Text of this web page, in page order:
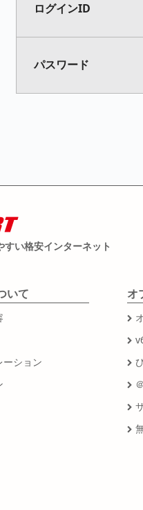
ログインID
パスワード
すい格安インターネット
いて
ーション
オ